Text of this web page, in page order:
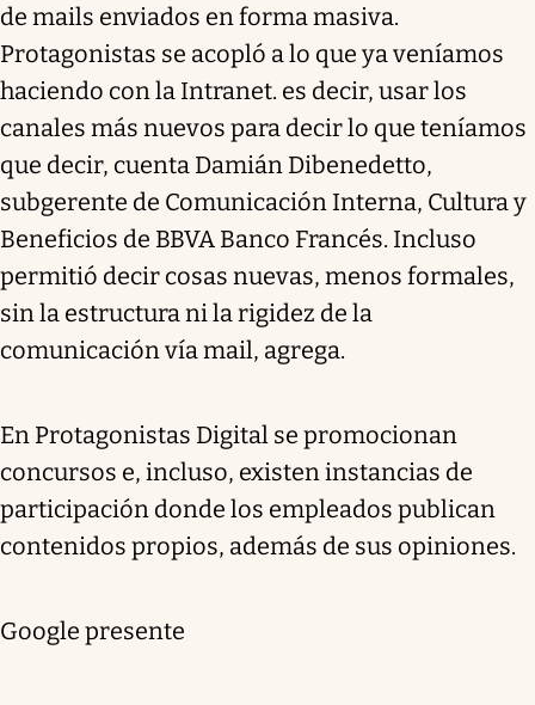
de mails enviados en forma masiva.
Protagonistas se acopló a lo que ya veníamos
haciendo con la Intranet. es decir, usar los
canales más nuevos para decir lo que teníamos
que decir, cuenta Damián Dibenedetto,
subgerente de Comunicación Interna, Cultura y
Beneficios de BBVA Banco Francés. Incluso
permitió decir cosas nuevas, menos formales,
sin la estructura ni la rigidez de la
comunicación vía mail, agrega.
En Protagonistas Digital se promocionan
concursos e, incluso, existen instancias de
participación donde los empleados publican
contenidos propios, además de sus opiniones.
Google presente